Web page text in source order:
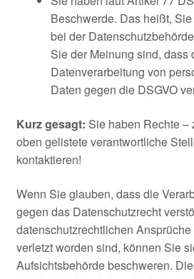
Beschwerde. Das heißt,
bei der
Sie der Meinung sind, dass
Datenverarbeitung von
Daten gegen die DSGVO
Kurz gesagt: Sie haben Rechte –
oben gelistete verantwortliche
kontaktieren!
Wenn Sie glauben, dass die
gegen das Datenschutzrecht
datenschutzrechtlichen
verletzt worden sind, können Sie
Aufsichtsbehörde beschweren.